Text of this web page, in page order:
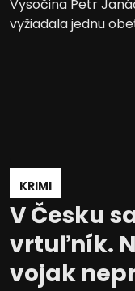
KRIMI
V Česku
vrtuľník.
vojak